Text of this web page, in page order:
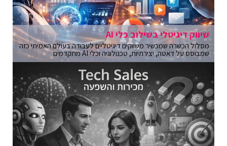
שיווק דיגיטלי בשילוב כלי AI
מסלול הכשרה שמכשיר משווקים דיגיטליים לעבודה בעולם האמיתי כזה
שמבוסס על דאטה, יצירתיות, טכנולוגיה וכלי AI מתקדמים